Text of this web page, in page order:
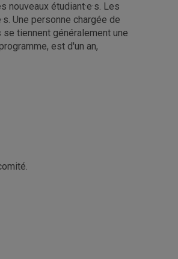
étudiant·e·s. Les
Une personne chargée de
tiennent généralement une
est d'un an,